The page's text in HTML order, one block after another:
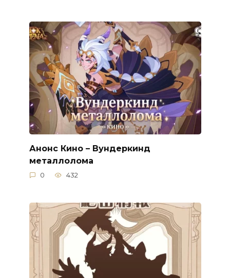
Анонс Кино – Вундеркинд
металлолома
0 432